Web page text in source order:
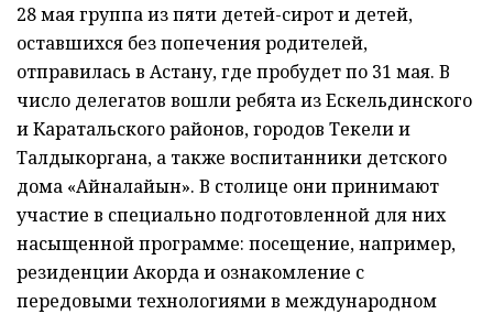
28 мая группа из пяти детей-сирот и детей,
оставшихся без попечения родителей,
отправилась в Астану, где пробудет по 31 мая. В
число делегатов вошли ребята из Ескельдинского
и Каратальского районов, городов Текели и
Талдыкоргана, а также воспитанники детского
дома «Айналайын». В столице они принимают
участие в специально подготовленной для них
насыщенной программе: посещение, например,
резиденции Акорда и ознакомление с
передовыми технологиями в международном